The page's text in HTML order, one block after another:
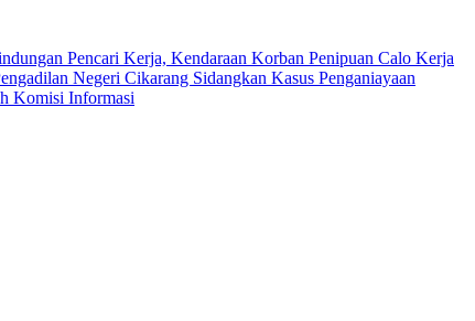
Pencari Kerja, Kendaraan Korban Penipuan Calo Kerja
Negeri Cikarang Sidangkan Kasus Penganiayaan
Komisi Informasi